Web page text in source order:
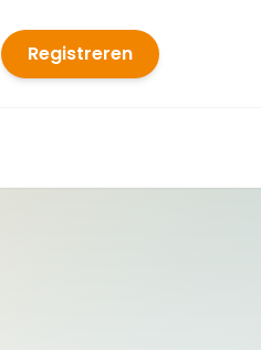
Registreren